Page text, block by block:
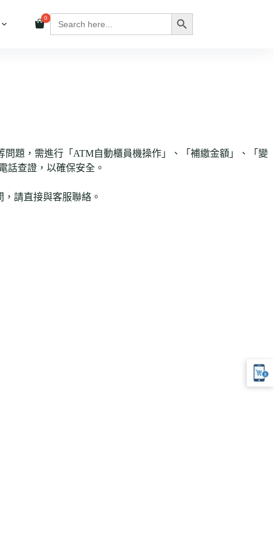
Search
for:
Search Button
題，需進行「ATM自動櫃員機操作」、「補繳金額」、「變
話查證，以確保安全。
請直接與客服聯絡。